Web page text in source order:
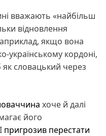
вважають «найбільш
відновлення
якщо вона
українському кордоні,
як словацький через
хоче й далі
його
пригрозив перестати